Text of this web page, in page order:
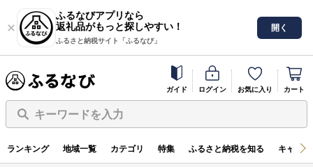
ふるなびアプリなら
返礼品がもっと探しやすい！
ふるさと納税サイト「ふるなび」
開く
ガイド ログイン お気に入り カート
キーワードを入力
ランキング 地域一覧 カテゴリ 特集 ふるさと納税を知る キャン